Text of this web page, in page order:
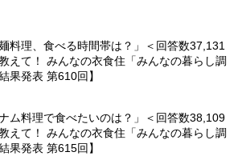
麺料理、食べる時間帯は？」＜回答数37,131
えて！ みんなの衣食住「みんなの暮らし調
果発表 第610回】
ナム料理で食べたいのは？」＜回答数38,109
えて！ みんなの衣食住「みんなの暮らし調
果発表 第615回】